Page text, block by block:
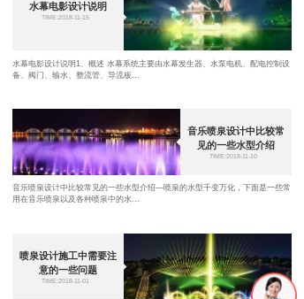
水幕电影设计说明
TIME:2018-11-15
水幕电影设计说明1、概述 水幕系统主要由水幕发生器、水泵电机、配电控制设
备、阀门、输水、整流管、导流板...
音乐喷泉设计中比较常
见的一些水型介绍
TIME:2018-11-10
音乐喷泉设计中比较常见的一些水型介绍—喷泉的水型千变万化，下面是一些常
用在音乐喷泉以及各种喷泉中的水...
喷泉设计施工中需要注
意的一些问题
TIME:2018-11-01